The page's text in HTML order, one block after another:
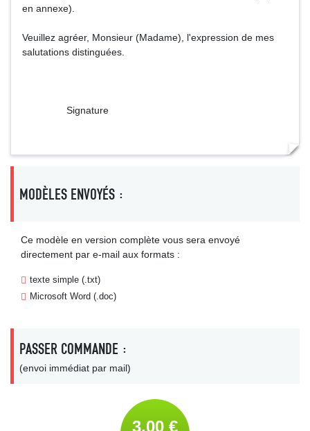
en annexe).
Veuillez agréer, Monsieur (Madame), l'expression de mes
salutations distinguées.
Signature
MODÈLES ENVOYÉS :
Ce modèle en version complète vous sera envoyé
directement par e-mail aux formats :
texte simple (.txt)
Microsoft Word (.doc)
PASSER COMMANDE :
(envoi immédiat par mail)
3,00 €